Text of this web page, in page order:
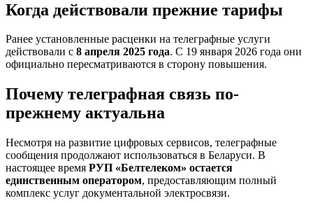
Когда действовали прежние тарифы
Ранее установленные расценки на телеграфные услуги
действовали с 8 апреля 2025 года. С 19 января 2026 года они
официально пересматриваются в сторону повышения.
Почему телеграфная связь по-
прежнему актуальна
Несмотря на развитие цифровых сервисов, телеграфные
сообщения продолжают использоваться в Беларуси. В
настоящее время РУП «Белтелеком» остается
единственным оператором, предоставляющим полный
комплекс услуг документальной электросвязи.